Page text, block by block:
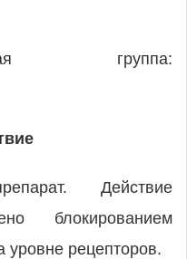
группа:
Действие
блокированием
уровне рецепторов.